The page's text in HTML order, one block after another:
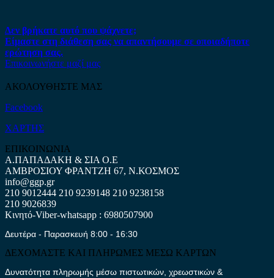
Δεν βρήκατε αυτό που ψάχνετε;
Είμαστε στη διάθεση σας να απαντήσουμε σε οποιαδήποτε
ερώτηση σας.
Επικοινωνήστε μαζί μας
ΑΚΟΛΟΥΘΗΣΤΕ ΜΑΣ
Facebook
ΧΑΡΤΗΣ
ΕΠΙΚΟΙΝΩΝΙΑ
Α.ΠΑΠΑΔΑΚΗ & ΣΙΑ Ο.Ε
ΑΜΒΡΟΣΙΟΥ ΦΡΑΝΤΖΗ 67, Ν.ΚΟΣΜΟΣ
info@ggp.gr
210 9012444 210 9239148 210 9238158
210 9026839
Κινητό-Viber-whatsapp : 6980507900
Δευτέρα - Παρασκευή 8:00 - 16:30
ΔΕΧΟΜΑΣΤΕ ΚΑΙ ΠΛΗΡΩΜΕΣ ΜΕΣΩ ΚΑΡΤΩΝ
Δυνατότητα πληρωμής μέσω πιστωτικών, χρεωστικών &